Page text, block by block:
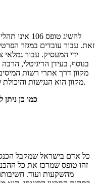
להשיג
זאת. עבור עובדים במגזר
ידי המעסיק. עבור
בנוסף, בעידן הדיגיטלי,
מקוון דרך אתרי רשות
מקוון הוא הנגישות והיכולת לשמור אותו באופן דיגיטלי לשימוש עתידי.
כמו כן
זהו טופס שמרכז את כל
מהשקעות ועוד.